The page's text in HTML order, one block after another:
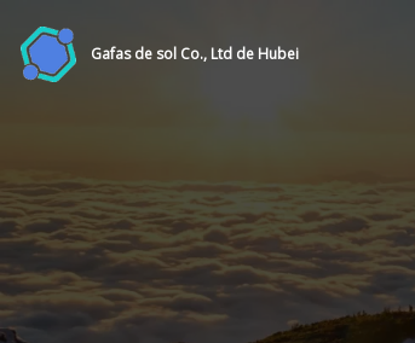
Gafas de sol Co., Ltd de Hubei